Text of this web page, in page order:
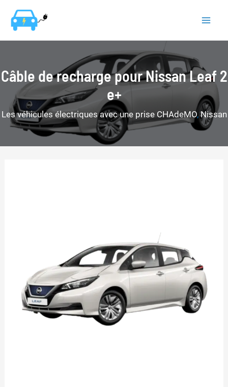
contenu
Câble de recharge pour Nissan Leaf 2
e+
Les véhicules électriques avec une prise CHAdeMO,Nissan